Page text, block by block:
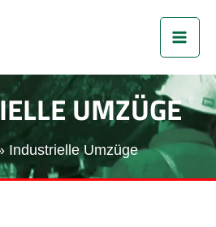
UMZÜGE
Industrielle Umzüge